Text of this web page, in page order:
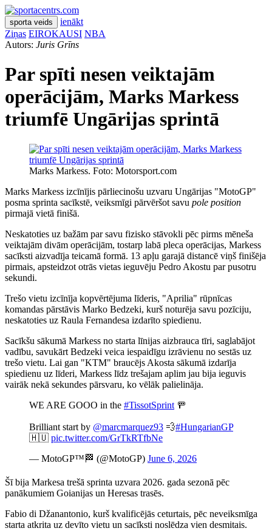
sporta veids
ienākt
Ziņas EIROKAUSI NBA
Autors: Juris Grīns
Par spīti nesen veiktajām
operācijām, Marks Markess
triumfē Ungārijas sprintā
Marks Markess. Foto: Motorsport.com
Marks Markess izcīnījis pārliecinošu uzvaru Ungārijas "MotoGP"
posma sprinta sacīkstē, veiksmīgi pārvēršot savu pole position
pirmajā vietā finišā.
Neskatoties uz bažām par savu fizisko stāvokli pēc pirms mēneša
veiktajām divām operācijām, tostarp labā pleca operācijas, Markess
sacīksti aizvadīja teicamā formā. 13 apļu garajā distancē viņš finišēja
pirmais, apsteidzot otrās vietas ieguvēju Pedro Akostu par pusotru
sekundi.
Trešo vietu izcīnīja kopvērtējuma līderis, "Aprilia" rūpnīcas
komandas pārstāvis Marko Bedzeki, kurš noturēja savu pozīciju,
neskatoties uz Raula Fernandesa izdarīto spiedienu.
Sacīkšu sākumā Markess no starta līnijas aizbrauca tīri, saglabājot
vadību, savukārt Bedzeki veica iespaidīgu izrāvienu no sestās uz
trešo vietu. Lai gan "KTM" braucējs Akosta sākumā izdarīja
spiedienu uz līderi, Markess līdz trešajam aplim jau bija ieguvis
vairāk nekā sekundes pārsvaru, ko vēlāk palielināja.
WE ARE GOOO in the #TissotSprint 🚥
Brilliant start by @marcmarquez93 💨#HungarianGP
🇭🇺 pic.twitter.com/GrTkRTfbNe
— MotoGP™🏁 (@MotoGP) June 6, 2026
Šī bija Markesa trešā sprinta uzvara 2026. gada sezonā pēc
panākumiem Goianijas un Heresas trasēs.
Fabio di Džanantonio, kurš kvalificējās ceturtais, pēc neveiksmīga
starta atkrita uz devīto vietu un sacīksti noslēdza vien desmitais.